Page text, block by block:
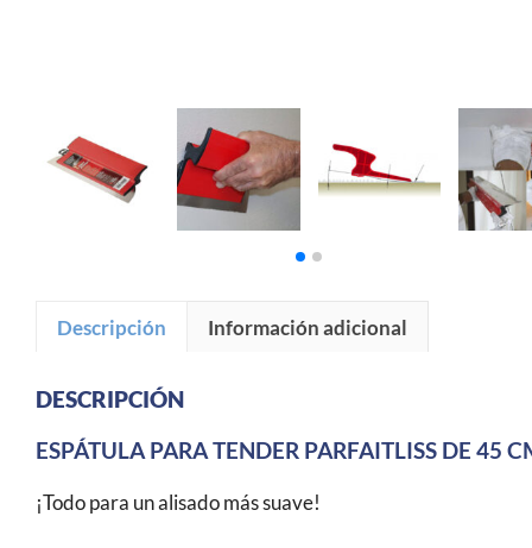
Descripción Información adicional
DESCRIPCIÓN
ESPÁTULA PARA TENDER PARFAITLISS DE 45
¡Todo para un alisado más suave!